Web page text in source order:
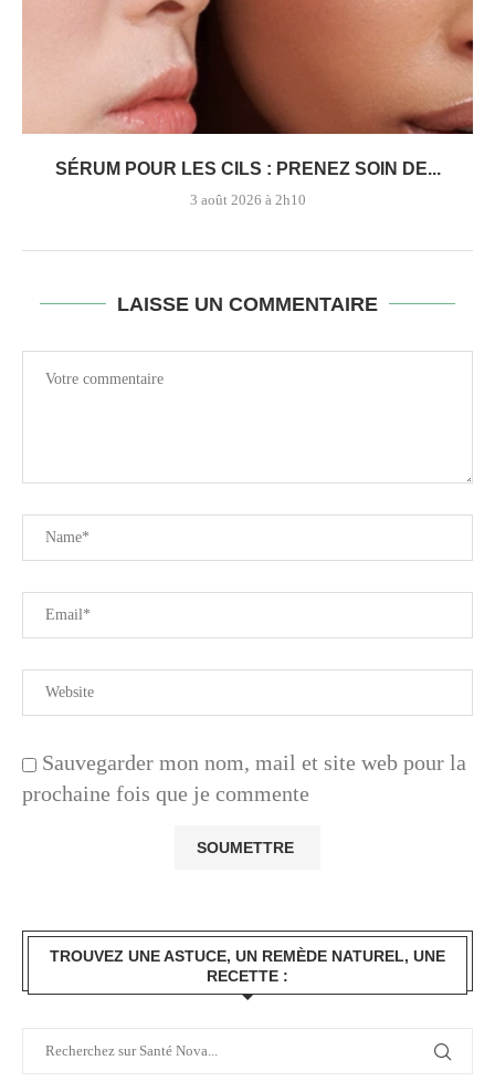
SÉRUM POUR LES CILS : PRENEZ SOIN DE...
3 août 2026 à 2h10
LAISSE UN COMMENTAIRE
Sauvegarder mon nom, mail et site web pour la
prochaine fois que je commente
TROUVEZ UNE ASTUCE, UN REMÈDE NATUREL, UNE
RECETTE :